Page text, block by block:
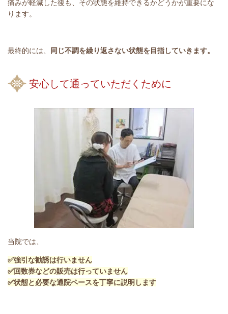
痛みが軽減した後も、その状態を維持できるかどうかが重要にな
ります。
最終的には、 同じ不調を繰り返さない状態を目指していきます。
安心して通っていただくために
当院では、
✅強引な勧誘は行いません
✅回数券などの販売は行っていません
✅状態と必要な通院ペースを丁寧に説明します